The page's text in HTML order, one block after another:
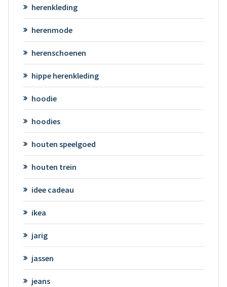
herenkleding
herenmode
herenschoenen
hippe herenkleding
hoodie
hoodies
houten speelgoed
houten trein
idee cadeau
ikea
jarig
jassen
jeans